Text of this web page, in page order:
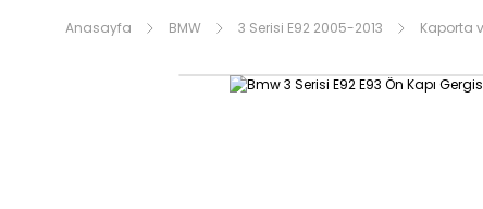
Anasayfa BMW 3 Serisi E92 2005-2013 Kaporta